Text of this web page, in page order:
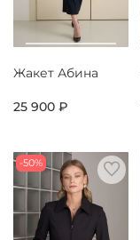
Жакет Абина
25 900 ₽
-50%